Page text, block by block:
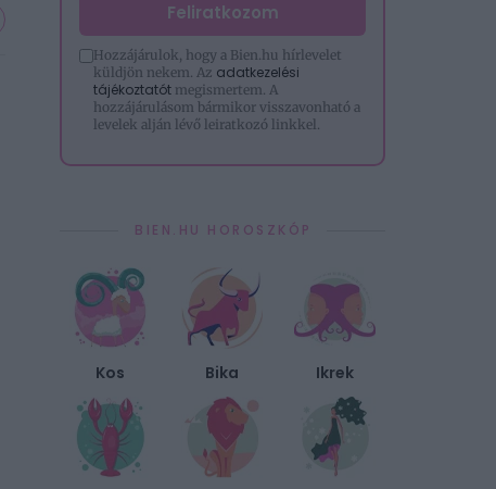
Feliratkozom
Hozzájárulok, hogy a Bien.hu hírlevelet
küldjön nekem. Az adatkezelési
tájékoztatót megismertem. A
hozzájárulásom bármikor visszavonható a
levelek alján lévő leiratkozó linkkel.
BIEN.HU HOROSZKÓP
Kos Bika Ikrek